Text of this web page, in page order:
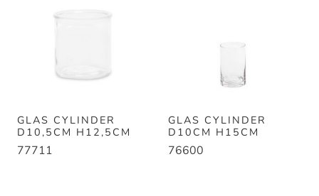
GLAS CYLINDER
D10,5CM H12,5CM
77711
GLAS CYLINDER
D10CM H15CM
76600